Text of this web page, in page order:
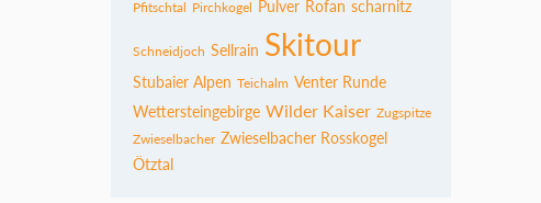
Pfitschtal Pirchkogel Pulver Rofan scharnitz
Schneidjoch Sellrain Skitour
Stubaier Alpen Teichalm Venter Runde
Wettersteingebirge Wilder Kaiser Zugspitze
Zwieselbacher Zwieselbacher Rosskogel
Ötztal